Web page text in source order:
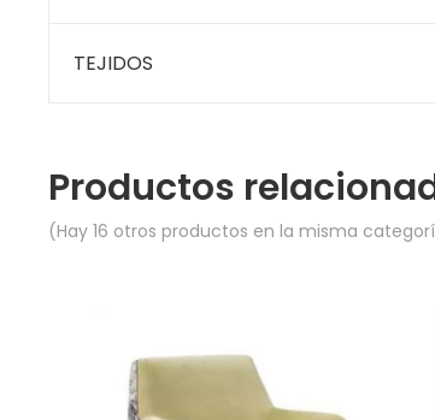
TEJIDOS
Productos
(Hay 16 otros productos en la misma